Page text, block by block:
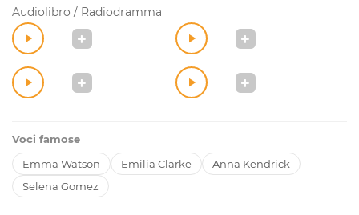
Audiolibro / Radiodramma
Voci famose
Emma Watson
Emilia Clarke
Anna Kendrick
Selena Gomez